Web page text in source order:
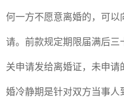
何一方不愿意离婚的，可以
请。前款规定期限届满后
关申请发给离婚证，未申请
婚冷静期是针对双方当事